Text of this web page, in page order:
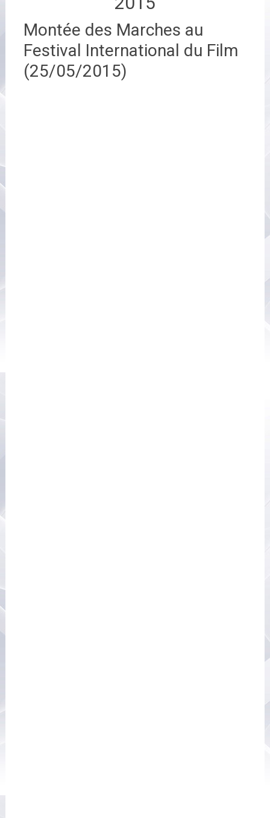
Montée des Marches au
Festival International du Film
(25/05/2015)